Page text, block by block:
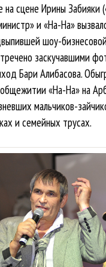
на сцене Ирины Забияки
и «На-На»
шоу-
заскучавшими
Бари Алибасова.
«На-На» на
мальчиков-
и семейных трусах.